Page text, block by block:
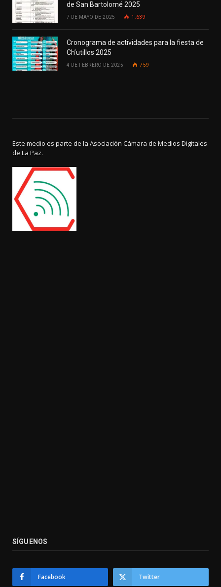
de San Bartolomé 2025
7 DE MAYO DE 2025 1.639
Cronograma de actividades para la fiesta de
Ch’utillos 2025
4 DE FEBRERO DE 2025 759
Este medio es parte de la Asociación Cámara de Medios Digitales
de La Paz.
SÍGUENOS
Facebook Twitter